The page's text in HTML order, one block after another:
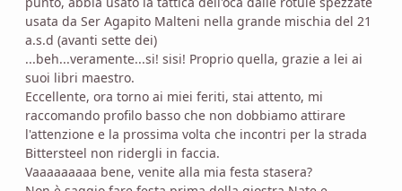
usata da Ser Agapito Malteni nella grande mischia del 21
a.s.d (avanti sette dei)
...beh...veramente...si! sisi! Proprio quella, grazie a lei ai
suoi libri maestro.
Eccellente, ora torno ai miei feriti, stai attento, mi
raccomando profilo basso che non dobbiamo attirare
l'attenzione e la prossima volta che incontri per la strada
Bittersteel non ridergli in faccia.
Vaaaaaaaaa bene, venite alla mia festa stasera?